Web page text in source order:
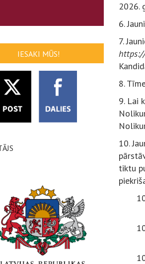
IESAKI MŪS!
2026.
6.
7.
8.
9. Lai
10. J
tiktu